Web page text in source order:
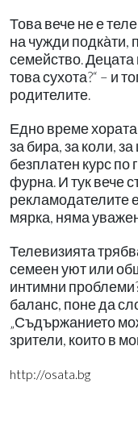
Това вече не е
на чужди подка̀ти,
семейство. Децата
това сухота?“ – и
родителите.
Едно време
за бира, за коли,
безплатен курс по
фурна. И тук вече
рекламодателите
мярка, няма
Телевизията
семеен уют или
интимни
баланс, поне да
„Съдържанието
зрители, които в
http://osata.bg